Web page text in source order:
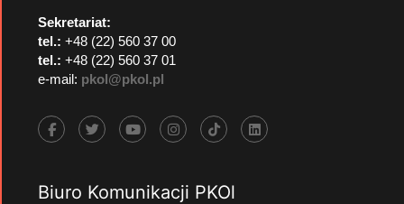
Sekretariat:
tel.: +48 (22) 560 37 00
tel.: +48 (22) 560 37 01
e-mail: pkol@pkol.pl
Biuro Komunikacji PKOl